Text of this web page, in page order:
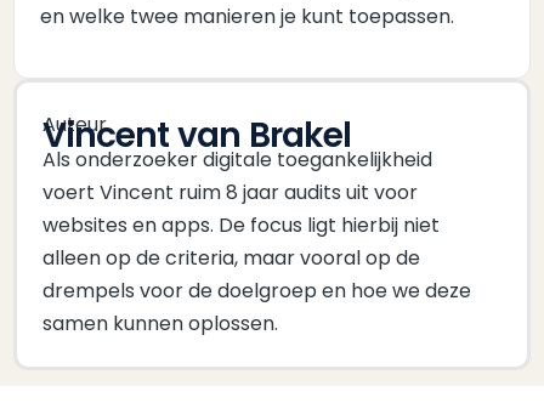
en welke twee manieren je kunt toepassen.
Auteur
Vincent van Brakel
Als onderzoeker digitale toegankelijkheid
voert Vincent ruim 8 jaar audits uit voor
websites en apps. De focus ligt hierbij niet
alleen op de criteria, maar vooral op de
drempels voor de doelgroep en hoe we deze
samen kunnen oplossen.